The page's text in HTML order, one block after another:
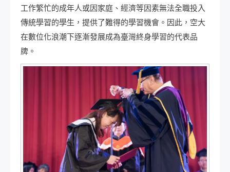
工作繁忙的成年人或因家庭、經濟等因素無法全職投入
傳統學習的學生，提供了難得的學習機會。因此，空大
在數位化浪潮下逐漸發展成為臺灣終身學習的代表品
牌。